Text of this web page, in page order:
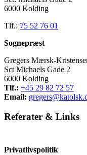
6000 Kolding
Tlf.: 75 52 76 01
Sognepræst
Gregers Mærsk-
Sct Michaels Gade 2
6000 Kolding
Tlf.: +45 29 82 72 57
Email:
Referater & Links
Privatlivspolitik